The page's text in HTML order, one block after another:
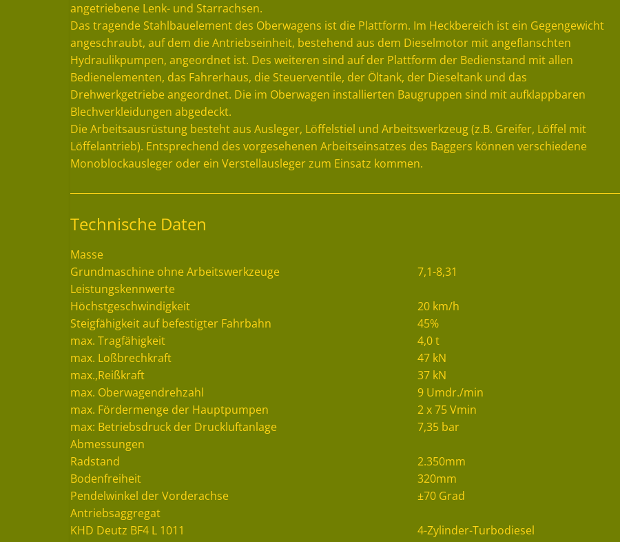
angetriebene Lenk- und Starrachsen.
Das tragende Stahlbauelement des Oberwagens ist die Plattform. Im Heckbereich ist ein Gegengewicht
angeschraubt, auf dem die Antriebseinheit, bestehend aus dem Dieselmotor mit angeflanschten
Hydraulikpumpen, angeordnet ist. Des weiteren sind auf der Plattform der Bedienstand mit allen
Bedienelementen, das Fahrerhaus, die Steuerventile, der Öltank, der Dieseltank und das
Drehwerkgetriebe angeordnet. Die im Oberwagen installierten Baugruppen sind mit aufklappbaren
Blechverkleidungen abgedeckt.
Die Arbeitsausrüstung besteht aus Ausleger, Löffelstiel und Arbeitswerkzeug (z.B. Greifer, Löffel mit
Löffelantrieb). Entsprechend des vorgesehenen Arbeitseinsatzes des Baggers können verschiedene
Monoblockausleger oder ein Verstellausleger zum Einsatz kommen.
Technische Daten
Masse
Grundmaschine ohne Arbeitswerkzeuge
7,1-8,31
Leistungskennwerte
Höchstgeschwindigkeit
20 km/h
Steigfähigkeit auf befestigter Fahrbahn
45%
max. Tragfähigkeit
4,0 t
max. Loßbrechkraft
47 kN
max.,Reißkraft
37 kN
max. Oberwagendrehzahl
9 Umdr./min
max. Fördermenge der Hauptpumpen
2 x 75 Vmin
max: Betriebsdruck der Druckluftanlage
7,35 bar
Abmessungen
Radstand
2.350mm
Bodenfreiheit
320mm
Pendelwinkel der Vorderachse
±70 Grad
Antriebsaggregat
KHD Deutz BF4 L 1011
4-Zylinder-Turbodiesel